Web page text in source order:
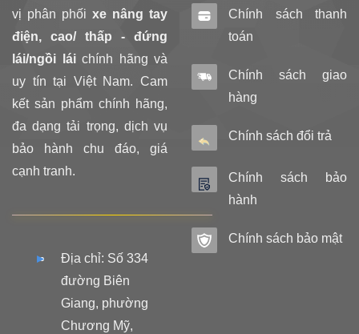
vị phân phối xe nâng tay
điện, cao/ thấp - đứng
lái/ngồi láichính hãng và
uy tín tại Việt Nam. Cam
kết sản phẩm chính hãng,
đa dạng tải trọng, dịch vụ
bảo hành chu đáo, giá
cạnh tranh.
Địa chỉ: Số 334
đường Biên
Giang, phường
Chương Mỹ,
Chính sách thanh
toán
Chính sách giao
hàng
Chính sách đổi trả
Chính sách bảo
hành
Chính sách bảo mật